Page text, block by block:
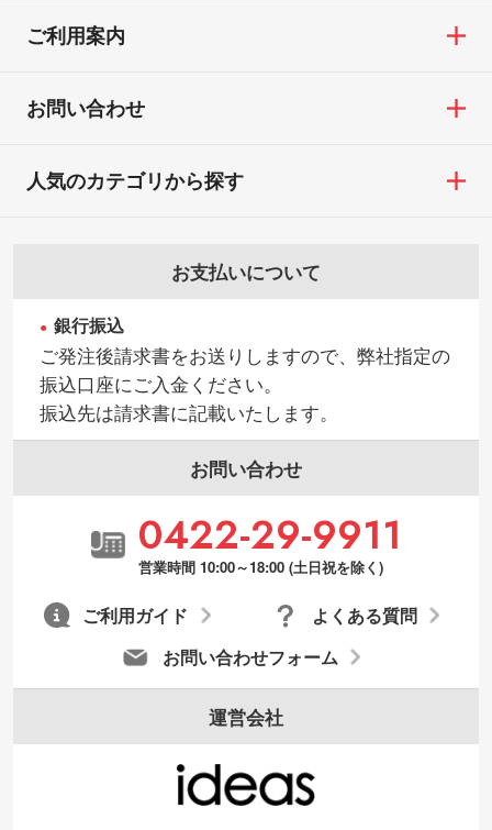
ご利用案内
お問い合わせ
お支払いについて
銀行振込
ご発注後請求書をお送りしますので、弊社指定の
振込口座にご入金ください。
振込先は請求書に記載いたします。
お問い合わせ
0422-29-9911
営業時間 10:00～18:00 (土日祝を除く)
お問い合わせフォーム
よくある質問
ご利用ガイド
運営会社
人気のカテゴリから探す